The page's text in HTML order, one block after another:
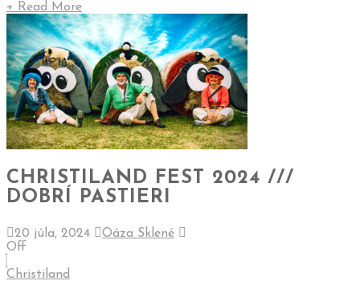
+ Read More
CHRISTILAND FEST 2024 ///
DOBRÍ PASTIERI
20 júla, 2024
Oáza Sklené
Off
Christiland